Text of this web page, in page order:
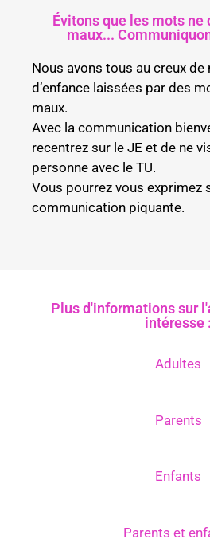
Évitons que les mots ne
maux...
Nous avons tous au creux
d’enfance laissées par des
maux.
Avec la communication
recentrez sur le JE et de ne
personne avec le TU.
Vous pourrez vous exprimez
communication piquante.
Plus d'informations sur
intéresse :
Adultes
Parents
Enfants
Parents et